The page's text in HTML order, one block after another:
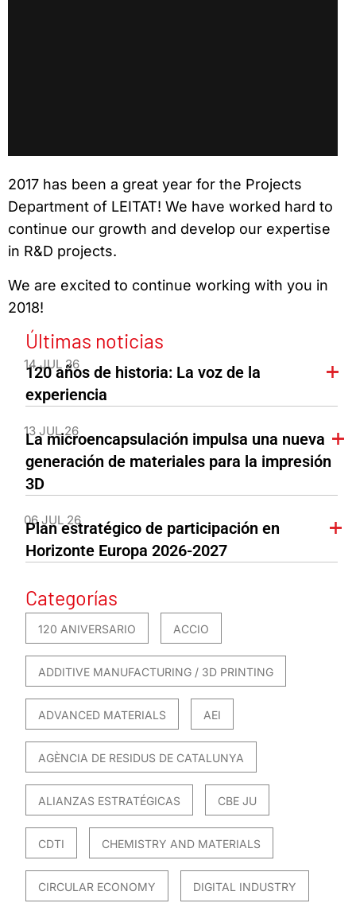
2017 has been a great year for the Projects
Department of LEITAT! We have worked hard to
continue our growth and develop our expertise
in R&D projects.
We are excited to continue working with you in
2018!
Últimas noticias
14 JUL 26
120 años de historia: La voz de la
experiencia
13 JUL 26
La microencapsulación impulsa una nueva
generación de materiales para la impresión
3D
06 JUL 26
Plan estratégico de participación en
Horizonte Europa 2026-2027
Categorías
120 ANIVERSARIO ACCIO
ADDITIVE MANUFACTURING / 3D PRINTING
ADVANCED MATERIALS AEI
AGÈNCIA DE RESIDUS DE CATALUNYA
ALIANZAS ESTRATÉGICAS CBE JU
CDTI CHEMISTRY AND MATERIALS
CIRCULAR ECONOMY DIGITAL INDUSTRY